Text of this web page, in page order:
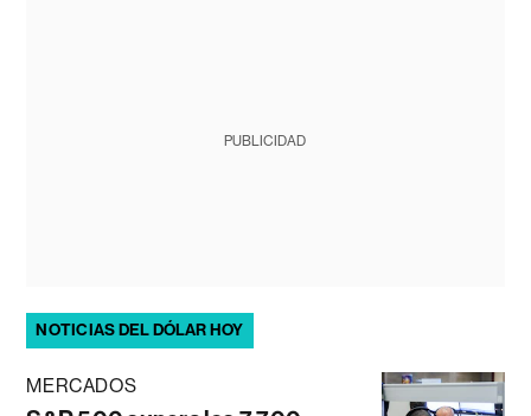
PUBLICIDAD
NOTICIAS DEL DÓLAR HOY
MERCADOS